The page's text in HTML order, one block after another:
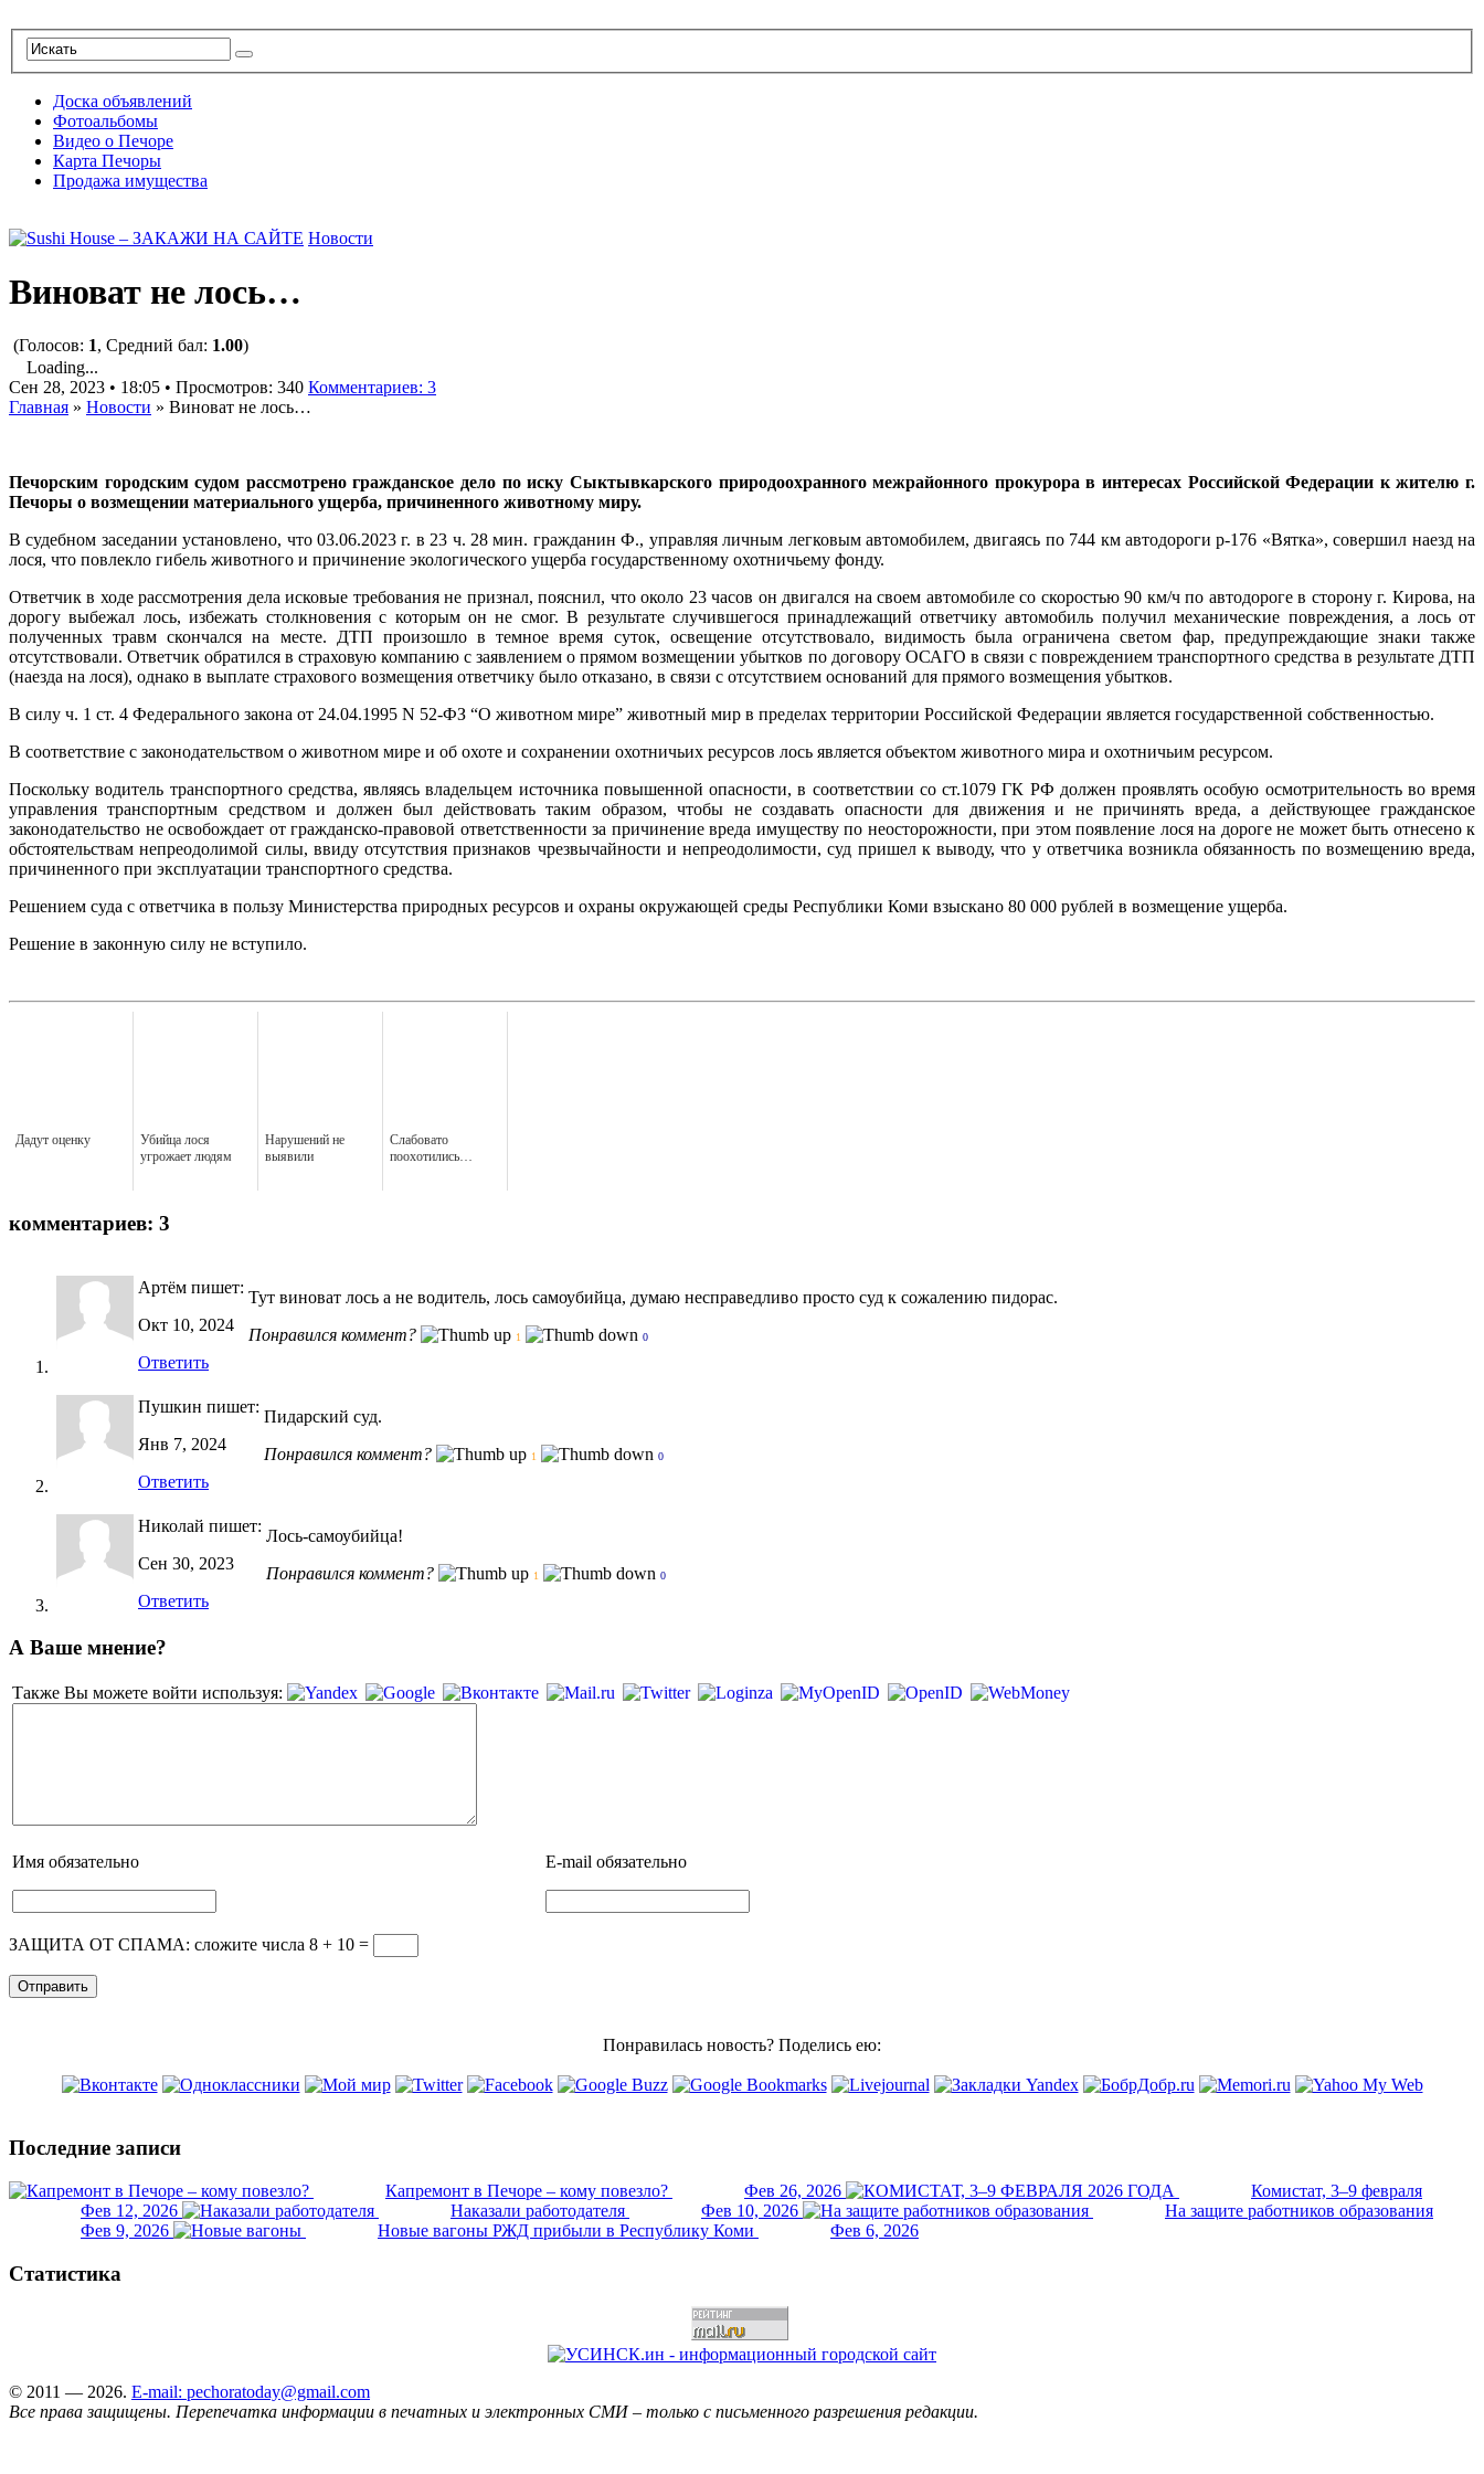
Доска объявлений
Фотоальбомы
Видео о Печоре
Карта Печоры
Продажа имущества
Новости
Виноват не лось…
(Голосов: 1, Средний бал: 1.00)
Loading...
Сен 28, 2023 • 18:05 • Просмотров: 340 Комментариев: 3
Главная » Новости » Виноват не лось…
Печорским городским судом рассмотрено гражданское дело по иску Сыктывкарского природоохранного межрайонного прокурора в интересах Российской Федерации к жителю г.
Печоры о возмещении материального ущерба, причиненного животному миру.
В судебном заседании установлено, что 03.06.2023 г. в 23 ч. 28 мин. гражданин Ф., управляя личным легковым автомобилем, двигаясь по 744 км автодороги р-176 «Вятка», совершил наезд на
лося, что повлекло гибель животного и причинение экологического ущерба государственному охотничьему фонду.
Ответчик в ходе рассмотрения дела исковые требования не признал, пояснил, что около 23 часов он двигался на своем автомобиле со скоростью 90 км/ч по автодороге в сторону г. Кирова, на
дорогу выбежал лось, избежать столкновения с которым он не смог. В результате случившегося принадлежащий ответчику автомобиль получил механические повреждения, а лось от
полученных травм скончался на месте. ДТП произошло в темное время суток, освещение отсутствовало, видимость была ограничена светом фар, предупреждающие знаки также
отсутствовали. Ответчик обратился в страховую компанию с заявлением о прямом возмещении убытков по договору ОСАГО в связи с повреждением транспортного средства в результате ДТП
(наезда на лося), однако в выплате страхового возмещения ответчику было отказано, в связи с отсутствием оснований для прямого возмещения убытков.
В силу ч. 1 ст. 4 Федерального закона от 24.04.1995 N 52-ФЗ “О животном мире” животный мир в пределах территории Российской Федерации является государственной собственностью.
В соответствие с законодательством о животном мире и об охоте и сохранении охотничьих ресурсов лось является объектом животного мира и охотничьим ресурсом.
Поскольку водитель транспортного средства, являясь владельцем источника повышенной опасности, в соответствии со ст.1079 ГК РФ должен проявлять особую осмотрительность во время
управления транспортным средством и должен был действовать таким образом, чтобы не создавать опасности для движения и не причинять вреда, а действующее гражданское
законодательство не освобождает от гражданско-правовой ответственности за причинение вреда имуществу по неосторожности, при этом появление лося на дороге не может быть отнесено к
обстоятельствам непреодолимой силы, ввиду отсутствия признаков чрезвычайности и непреодолимости, суд пришел к выводу, что у ответчика возникла обязанность по возмещению вреда,
причиненного при эксплуатации транспортного средства.
Решением суда с ответчика в пользу Министерства природных ресурсов и охраны окружающей среды Республики Коми взыскано 80 000 рублей в возмещение ущерба.
Решение в законную силу не вступило.
Дадут оценку
Убийца лося
угрожает людям
Нарушений не
выявили
Слабовато
поохотились…
комментариев: 3
Артём пишет:
Окт 10, 2024
Ответить
Тут виноват лось а не водитель, лось самоубийца, думаю несправедливо просто суд к сожалению пидорас.
Понравился коммент?
1 0
Пушкин пишет:
Янв 7, 2024
Ответить
Пидарский суд.
Понравился коммент?
1 0
Николай пишет:
Сен 30, 2023
Ответить
Лось-самоубийца!
Понравился коммент?
1 0
А Ваше мнение?
Также Вы можете войти используя:
Имя обязательно E-mail обязательно
ЗАЩИТА ОТ СПАМА: сложите числа 8 + 10 =
Понравилась новость? Поделись ею:
Последние записи
Капремонт в Печоре – кому повезло? Фев 26, 2026
Комистат, 3–9 февраля
Фев 12, 2026
Наказали работодателя Фев 10, 2026
На защите работников образования
Фев 9, 2026
Новые вагоны РЖД прибыли в Республику Коми Фев 6, 2026
Статистика
© 2011 — 2026. E-mail: pechoratoday@gmail.com
Все права защищены. Перепечатка информации в печатных и электронных СМИ – только с письменного разрешения редакции.